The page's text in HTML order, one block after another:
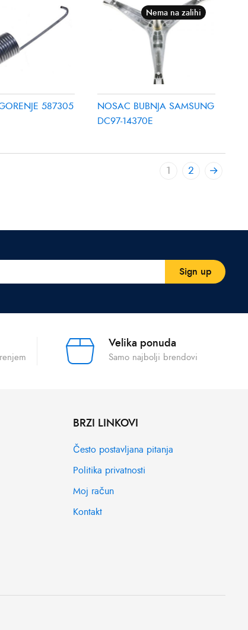
587305
Nema na zalihi
NOSAC BUBNJA SAMSUNG
DC97-14370E
1 2 →
Velika ponuda
Samo najbolji brendovi
BRZI LINKOVI
Često postavljana pitanja
Politika privatnosti
Moj račun
Kontakt